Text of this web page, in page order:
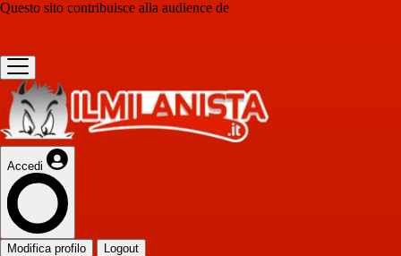
Questo sito contribuisce alla audience de
Accedi
Modifica profilo Logout